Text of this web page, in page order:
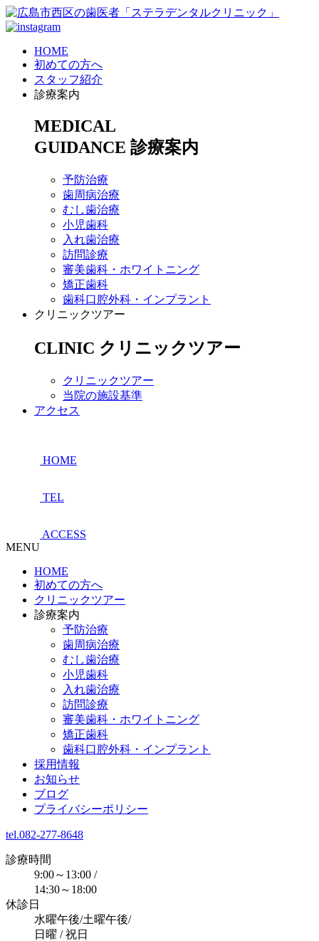
HOME
初めての方へ
スタッフ紹介
診療案内
MEDICAL
GUIDANCE 診療案内
予防治療
歯周病治療
むし歯治療
小児歯科
入れ歯治療
訪問診療
審美歯科・ホワイトニング
矯正歯科
歯科口腔外科・インプラント
クリニックツアー
CLINIC クリニックツアー
クリニックツアー
当院の施設基準
アクセス
HOME
TEL
ACCESS
MENU
HOME
初めての方へ
クリニックツアー
診療案内
予防治療
歯周病治療
むし歯治療
小児歯科
入れ歯治療
訪問診療
審美歯科・ホワイトニング
矯正歯科
歯科口腔外科・インプラント
採用情報
お知らせ
ブログ
プライバシーポリシー
tel.082-277-8648
診療時間
9:00～13:00 /
14:30～18:00
休診日
水曜午後/土曜午後/
日曜 / 祝日